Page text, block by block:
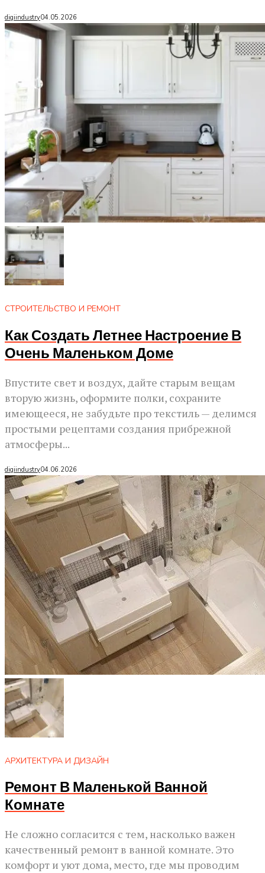
digiindustry04.05.2026
СТРОИТЕЛЬСТВО И РЕМОНТ
Как Создать Летнее Настроение В
Очень Маленьком Доме
Впустите свет и воздух, дайте старым вещам
вторую жизнь, оформите полки, сохраните
имеющееся, не забудьте про текстиль — делимся
простыми рецептами создания прибрежной
атмосферы...
digiindustry04.06.2026
АРХИТЕКТУРА И ДИЗАЙН
Ремонт В Маленькой Ванной
Комнате
Не сложно согласится с тем, насколько важен
качественный ремонт в ванной комнате. Это
комфорт и уют дома, место, где мы проводим